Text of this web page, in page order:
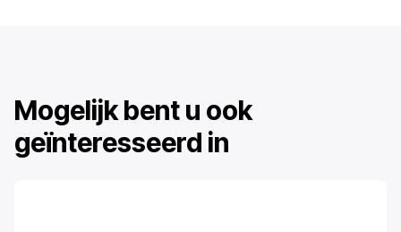
Mogelijk bent u ook
geïnteresseerd in